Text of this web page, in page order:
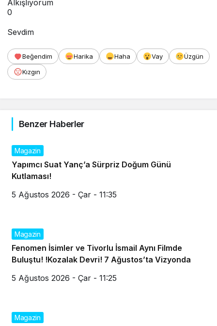
Alkışlıyorum
0
Sevdim
Beğendim Harika Haha Vay
Üzgün
Kızgın
Benzer Haberler
Magazin
Yapımcı Suat Yanç’a Sürpriz Doğum Günü
Kutlaması!
5 Ağustos 2026 - Çar - 11:35
Magazin
Fenomen İsimler ve Tivorlu İsmail Aynı Filmde
Buluştu! !Kozalak Devri! 7 Ağustos’ta Vizyonda
5 Ağustos 2026 - Çar - 11:25
Magazin